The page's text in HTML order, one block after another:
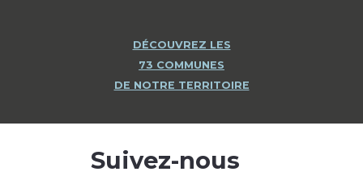
DÉCOUVREZ LES
73 COMMUNES
DE NOTRE TERRITOIRE
Suivez-nous